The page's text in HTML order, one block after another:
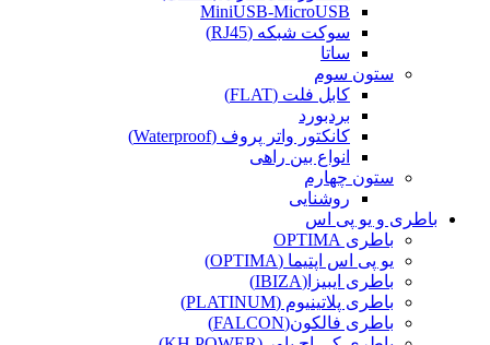
MiniUSB-MicroUSB
سوکت شبکه (RJ45)
ساتا
ستون سوم
کابل فلت (FLAT)
بردبورد
کانکتور واتر پروف (Waterproof)
انواع بین راهی
ستون چهارم
روشنایی
باطری و یو پی اس
باطری OPTIMA
یو پی اس اپتیما (OPTIMA)
باطری ایبیزا(IBIZA)
باطری پلاتینیوم (PLATINUM)
باطری فالکون(FALCON)